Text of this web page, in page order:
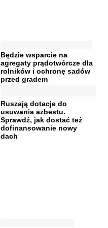
Będzie wsparcie na
agregaty prądotwórcze dla
rolników i ochronę sadów
przed gradem
Ruszają dotacje do
usuwania azbestu.
Sprawdź, jak dostać też
dofinansowanie nowy
dach